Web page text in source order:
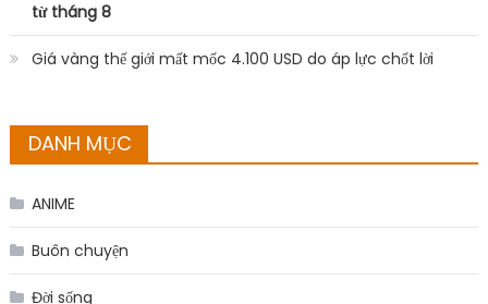
từ tháng 8
Giá vàng thế giới mất mốc 4.100 USD do áp lực chốt lời
DANH MỤC
ANIME
Buôn chuyện
Đời sống